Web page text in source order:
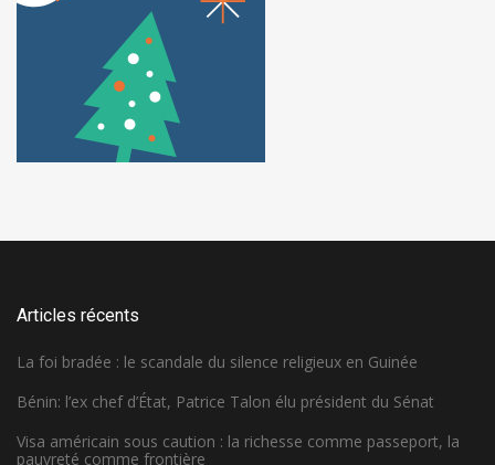
Articles récents
La foi bradée : le scandale du silence religieux en Guinée
Bénin: l’ex chef d’État, Patrice Talon élu président du Sénat
Visa américain sous caution : la richesse comme passeport, la
pauvreté comme frontière